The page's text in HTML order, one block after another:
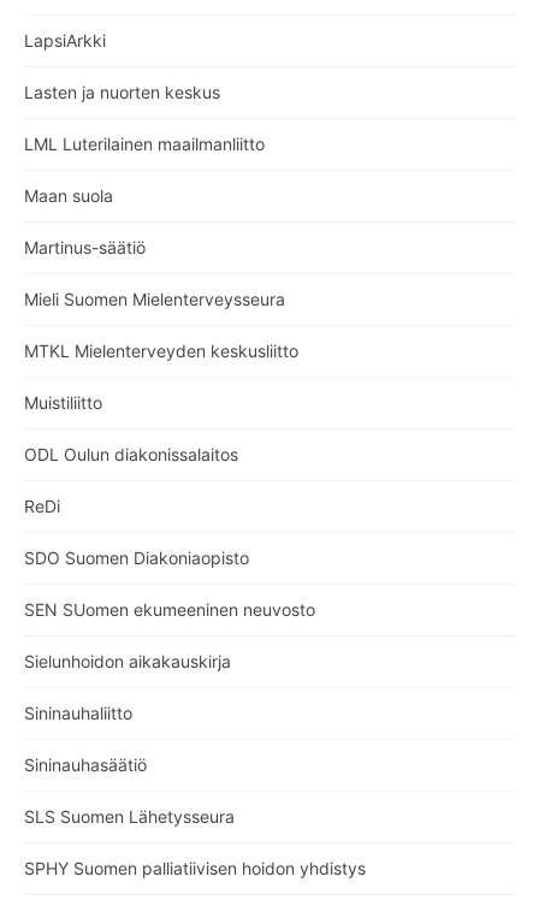
LapsiArkki
Lasten ja nuorten keskus
LML Luterilainen maailmanliitto
Maan suola
Martinus-säätiö
Mieli Suomen Mielenterveysseura
MTKL Mielenterveyden keskusliitto
Muistiliitto
ODL Oulun diakonissalaitos
ReDi
SDO Suomen Diakoniaopisto
SEN SUomen ekumeeninen neuvosto
Sielunhoidon aikakauskirja
Sininauhaliitto
Sininauhasäätiö
SLS Suomen Lähetysseura
SPHY Suomen palliatiivisen hoidon yhdistys